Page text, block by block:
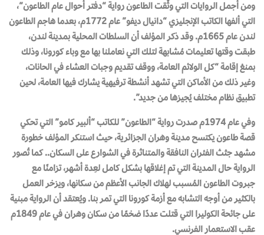
ومن أجمل الروايات التي وثّقت الطاعون رواية “دفتر أحوال عام الطاعون”،
التي ألفها الكاتب الإنجليزي “دانيال ديفو” عام 1772م، بعدما هاجم الطاعون
لندن عام 1665م. وقد ذكر المؤلف أن السلطات المحلية بمدينة لندن،
طبقت وقتها تعليمات مُشابهة لتلك التي نعاملنا بها مع وباء كورونا، وذلك
بمنعْ إقامة “كل الولائم العامة، ووقف تقديم وجبات العشاء في الحانات،
وغير ذلك من الأماكن التي تشهد أنشطة ترفيهية يشارك فيها العامة، لحين
تطبيق نظام مختلف يُجيزها من جديد”.
وفي عام 1974م صدرت رواية “الطاعون” للكاتب “ألبير كامو” التي تحكي
قصة طاعون يكتسح مدينة وهران الجزائرية، حيث استنكر المؤلف خطورة
مشهد جثث الفئران النافقة والمتناثرة في الشوارع على السكان.. كما تُصور
الرواية حال المدينة التي تم إغلاقها بشكل كامل لعِدة أشهر، تزامنًا مع
جبروت الطاعون المُسبب لهلاك الجانب الأعظم من سكانها، ويزخر العمل
بالكثير من أوجه التشابه مع أزمة كورونا التي تمر بنا. ويُعتقد أن الرواية مبنية
على جائحة الكوليرا التي قتلت عددًا ضخمًا من سكان وهران في عام 1849م
عقب الاستعمار الفرنسي.